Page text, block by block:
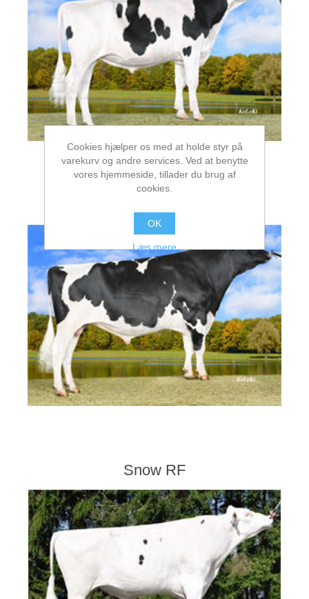
Snow RF
Cookies hjælper os med at holde styr på
varekurv og andre services. Ved at benytte
vores hjemmeside, tillader du brug af
cookies.
OK
Læs mere